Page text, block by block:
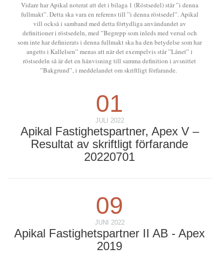
01
JULI 2022
Apikal Fastighetspartner, Apex V –
Resultat av skriftligt förfarande
20220701
09
JUNI 2022
Apikal Fastighetspartner II AB - Apex
2019
Vidare har Apikal noterat att det i bilaga 1 (Röstsedel) står ”i denna
fullmakt”. Detta ska vara en referens till ”i denna röstsedel”. Apikal
vill också i samband med detta förtydliga användandet av
definitioner i röstsedeln, med ”Begrepp som inleds med versal och
som inte har definierats i denna fullmakt ska ha den betydelse som har
angetts i Kallelsen” menas att när det exempelvis står ”Lånet” i
röstsedeln så är det en hänvisning till samma definition i avsnittet
”Bakgrund”, i meddelandet om skriftligt förfarande.